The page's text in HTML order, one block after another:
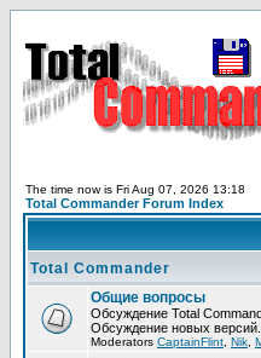
The time now is Fri Aug 07, 2026 13:18
Total Commander Forum Index
Total Commander
Общие вопросы
Обсуждение Total
Обсуждение новых версий.
Moderators CaptainFlint Nik